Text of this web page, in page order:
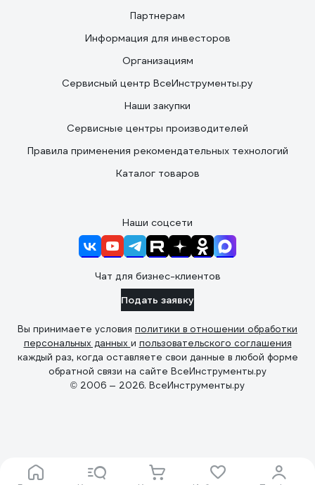
Партнерам
Информация для инвесторов
Организациям
Сервисный центр ВсеИнструменты.ру
Наши закупки
Сервисные центры производителей
Правила применения рекомендательных технологий
Каталог товаров
Наши соцсети
Чат для бизнес-клиентов
Подать заявку
Вы принимаете условия политики в отношении обработки
персональных данных и пользовательского соглашения
каждый раз, когда оставляете свои данные в любой форме
обратной связи на сайте ВсеИнструменты.ру
© 2006 — 2026. ВсеИнструменты.ру